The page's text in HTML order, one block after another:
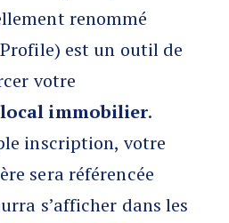
renommé
est un outil de
votre
immobilier.
inscription, votre
sera référencée
s’afficher dans les